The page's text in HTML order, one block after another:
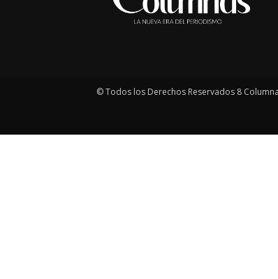
© Todos los Derechos Reservados 8